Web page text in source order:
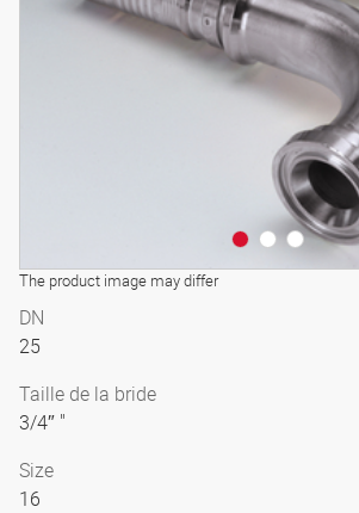
The product image may differ
Modèle 3D
DN
25
Taille de la bride
3/4″ "
Size
16